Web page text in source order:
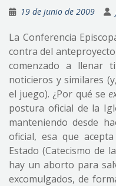
19 de junio de 2009
La Conferencia
contra del anteproyecto
comenzado a llenar
noticieros y similares
el juego). ¿Por qué se
postura oficial de la
manteniendo desde
oficial, esa que
Estado (Catecismo de
hay un aborto para
excomulgados, de